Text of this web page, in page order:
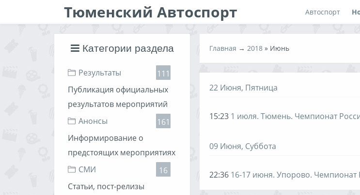
Тюменский Автоспорт Автоспорт
Категории раздела
Результаты
111
Публикация официальных
результатов мероприятий
Анонсы
161
Информирование о
предстоящих мероприятиях
СМИ
16
Статьи, пост-релизы
Главная → 2018 » Июнь
22 Июня, Пятница
15:23 1 июля. Тюмень. Чемпионат
09 Июня, Суббота
22:36 16-17 июня. Упорово. Чемпионат